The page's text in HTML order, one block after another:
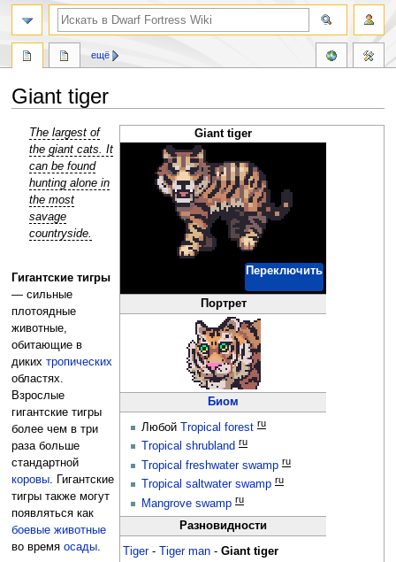
Giant tiger
Перейти
навигации
Перейти
поиску
Giant tiger
Переключить
Портрет
Биом
Любой Tropical forest ru
Tropical shrubland ru
Tropical freshwater swamp ru
Tropical saltwater swamp ru
Mangrove swamp ru
Разновидности
Tiger-Tiger man -Giant tiger
The largest of
the giant cats. It
can be found
hunting alone in
the most
savage
countryside.
Гигантские тигры
— сильные
плотоядные
животные,
обитающие в
диких тропических
областях.
Взрослые
гигантские тигры
более чем в три
раза больше
стандартной
коровы. Гигантские
тигры также могут
появляться как
боевые животные
во время осады.
ещё
поиск